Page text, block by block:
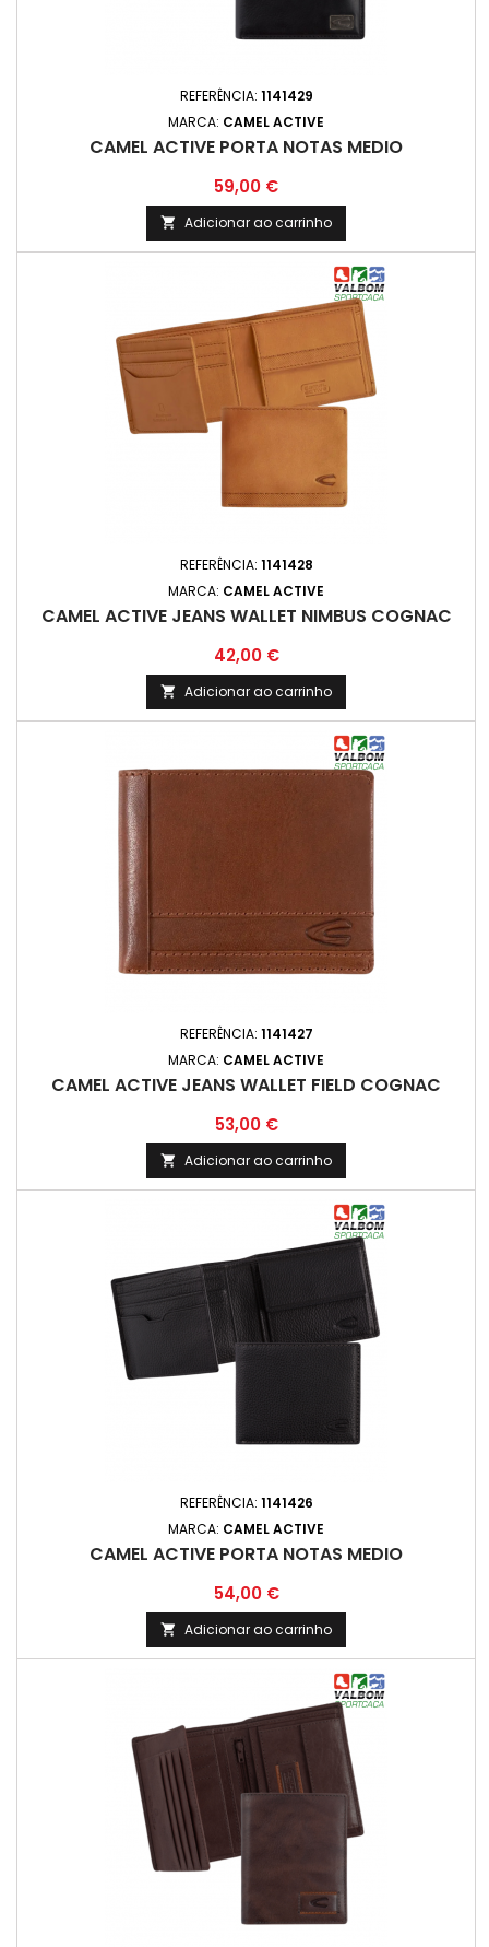
REFERÊNCIA: 1141429
MARCA: CAMEL ACTIVE
CAMEL ACTIVE PORTA NOTAS MEDIO
Preço
59,00 €
 Adicionar ao carrinho
REFERÊNCIA: 1141428
MARCA: CAMEL ACTIVE
CAMEL ACTIVE JEANS WALLET NIMBUS COGNAC
Preço
42,00 €
 Adicionar ao carrinho
REFERÊNCIA: 1141427
MARCA: CAMEL ACTIVE
CAMEL ACTIVE JEANS WALLET FIELD COGNAC
Preço
53,00 €
 Adicionar ao carrinho
REFERÊNCIA: 1141426
MARCA: CAMEL ACTIVE
CAMEL ACTIVE PORTA NOTAS MEDIO
Preço
54,00 €
 Adicionar ao carrinho